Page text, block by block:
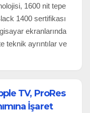
1600 nit tepe
1400 sertifikası
ekranlarında
teknik ayrıntılar ve
TV, ProRes
İşaret